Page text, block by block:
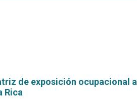
de exposición ocupacional a
Rica